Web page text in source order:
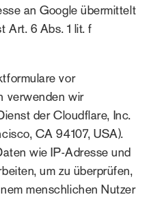
an Google übermittelt
Art. 6 Abs. 1 lit. f
vor
verwenden wir
der Cloudflare, Inc.
CA 94107, USA).
wie IP-Adresse und
um zu überprüfen,
menschlichen Nutzer